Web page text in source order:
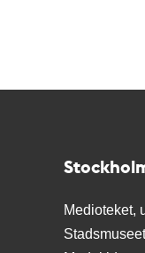
Medioteket,
Stadsmuseet